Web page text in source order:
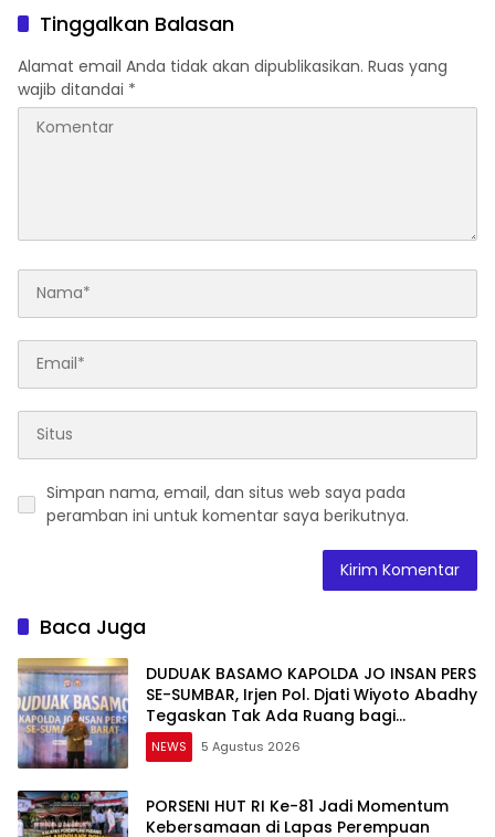
Sungai Lolo
Tinggalkan Balasan
Alamat email Anda tidak akan dipublikasikan. Ruas yang
wajib ditandai *
Simpan nama, email, dan situs web saya pada
peramban ini untuk komentar saya berikutnya.
Baca Juga
DUDUAK BASAMO KAPOLDA JO INSAN PERS
SE-SUMBAR, Irjen Pol. Djati Wiyoto Abadhy
Tegaskan Tak Ada Ruang bagi
Pelanggar Hukum di Internal Polri
NEWS 5 Agustus 2026
PORSENI HUT RI Ke-81 Jadi Momentum
Kebersamaan di Lapas Perempuan